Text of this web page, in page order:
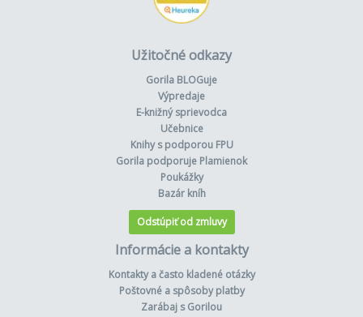
Užitočné odkazy
Gorila BLOGuje
Výpredaje
E-knižný sprievodca
Učebnice
Knihy s podporou FPU
Gorila podporuje Plamienok
Poukážky
Bazár kníh
Odstúpiť od zmluvy
Informácie a kontakty
Kontakty a často kladené otázky
Poštovné a spôsoby platby
Zarábaj s Gorilou